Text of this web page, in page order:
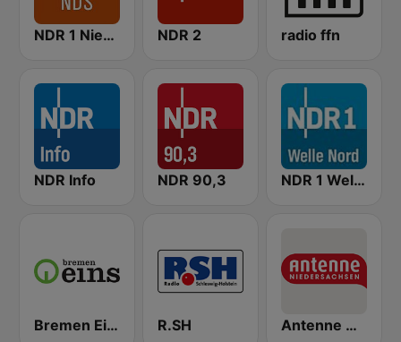
NDR 1 Niedersachsen NDR 2 radio ffn
NDR Info NDR 90,3 NDR 1 Welle Nord Flensburg
Bremen Eins R.SH Antenne Niedersachsen